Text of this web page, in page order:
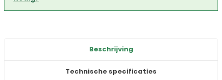
Beschrijving
Technische specificaties